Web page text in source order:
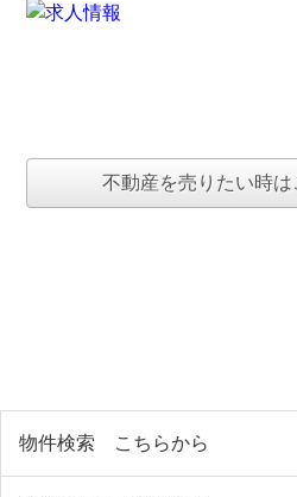
不動産を売りたい時は
物件検索 こちらから